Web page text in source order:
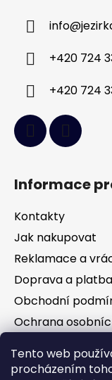
Tento web
procházením
info@
+420 724
+420 724
Informace
Kontakty
Jak nakupovat
Reklamace a
Doprava a platba
Obchodní
Ochrana
Facebook